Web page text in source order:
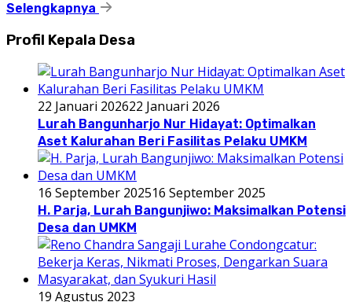
Selengkapnya
Profil Kepala Desa
22 Januari 202622 Januari 2026
Lurah Bangunharjo Nur Hidayat: Optimalkan
Aset Kalurahan Beri Fasilitas Pelaku UMKM
16 September 202516 September 2025
H. Parja, Lurah Bangunjiwo: Maksimalkan Potensi
Desa dan UMKM
19 Agustus 2023